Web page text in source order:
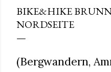
BIKE&HIKE
NORDSEITE
(Bergwandern,